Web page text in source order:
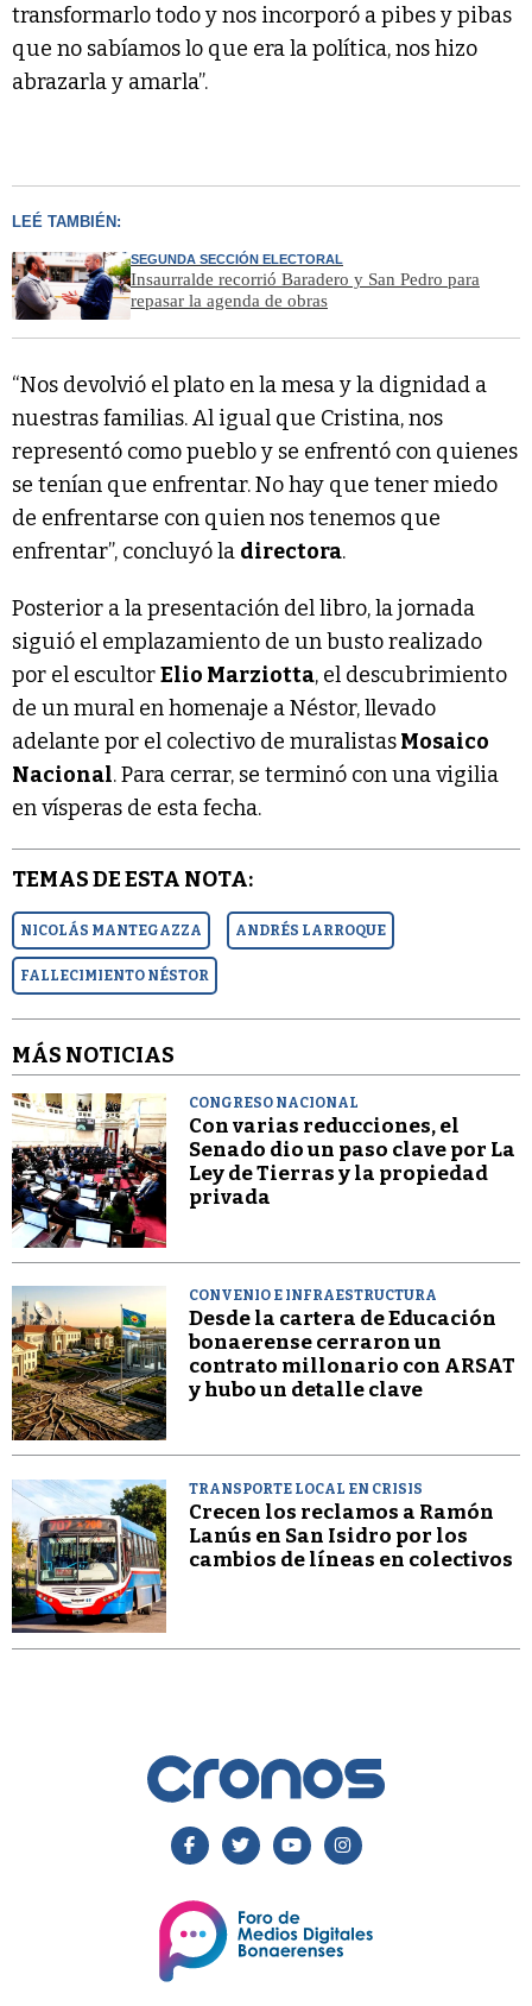
transformarlo todo y nos incorporó a pibes y pibas
que no sabíamos lo que era la política, nos hizo
abrazarla y amarla”.
LEÉ TAMBIÉN:
SEGUNDA SECCIÓN ELECTORAL
Insaurralde recorrió Baradero y San Pedro para
repasar la agenda de obras
“Nos devolvió el plato en la mesa y la dignidad a
nuestras familias. Al igual que Cristina, nos
representó como pueblo y se enfrentó con quienes
se tenían que enfrentar. No hay que tener miedo
de enfrentarse con quien nos tenemos que
enfrentar”, concluyó la directora.
Posterior a la presentación del libro, la jornada
siguió el emplazamiento de un busto realizado
por el escultorElio Marziotta, el descubrimiento
de un mural en homenaje a Néstor, llevado
adelante por el colectivo de muralistasMosaico
Nacional. Para cerrar, se terminó con una vigilia
en vísperas de esta fecha.
TEMAS DE ESTA NOTA:
NICOLÁS MANTEGAZZA ANDRÉS LARROQUE
FALLECIMIENTO NÉSTOR
MÁS NOTICIAS
CONGRESO NACIONAL
Con varias reducciones, el
Senado dio un paso clave por La
Ley de Tierras y la propiedad
privada
CONVENIO E INFRAESTRUCTURA
Desde la cartera de Educación
bonaerense cerraron un
contrato millonario con ARSAT
y hubo un detalle clave
TRANSPORTE LOCAL EN CRISIS
Crecen los reclamos a Ramón
Lanús en San Isidro por los
cambios de líneas en colectivos